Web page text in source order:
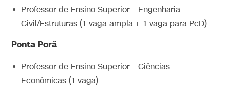
Professor de Ensino Superior – Engenharia
Civil/Estruturas (1 vaga ampla + 1 vaga para PcD)
Ponta Porã
Professor de Ensino Superior – Ciências
Econômicas (1 vaga)